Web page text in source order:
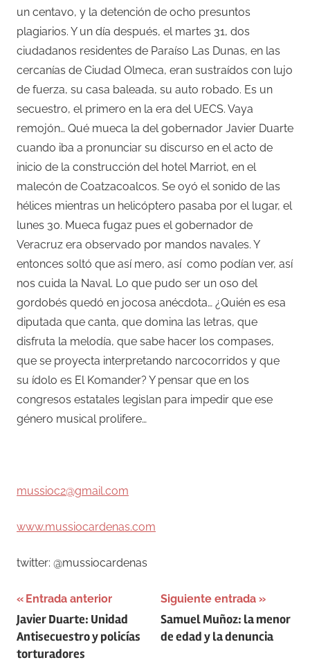
un centavo, y la detención de ocho presuntos
plagiarios. Y un día después, el martes 31, dos
ciudadanos residentes de Paraíso Las Dunas, en las
cercanías de Ciudad Olmeca, eran sustraídos con lujo
de fuerza, su casa baleada, su auto robado. Es un
secuestro, el primero en la era del UECS. Vaya
remojón… Qué mueca la del gobernador Javier Duarte
cuando iba a pronunciar su discurso en el acto de
inicio de la construcción del hotel Marriot, en el
malecón de Coatzacoalcos. Se oyó el sonido de las
hélices mientras un helicóptero pasaba por el lugar, el
lunes 30. Mueca fugaz pues el gobernador de
Veracruz era observado por mandos navales. Y
entonces soltó que así mero, así como podían ver, así
nos cuida la Naval. Lo que pudo ser un oso del
gordobés quedó en jocosa anécdota… ¿Quién es esa
diputada que canta, que domina las letras, que
disfruta la melodía, que sabe hacer los compases,
que se proyecta interpretando narcocorridos y que
su ídolo es El Komander? Y pensar que en los
congresos estatales legislan para impedir que ese
género musical prolifere…
mussioc2@gmail.com
www.mussiocardenas.com
twitter: @mussiocardenas
Navegación
de
Entrada anterior
Javier Duarte: Unidad
Antisecuestro y policías
torturadores
Siguiente entrada
Samuel Muñoz: la menor
de edad y la denuncia